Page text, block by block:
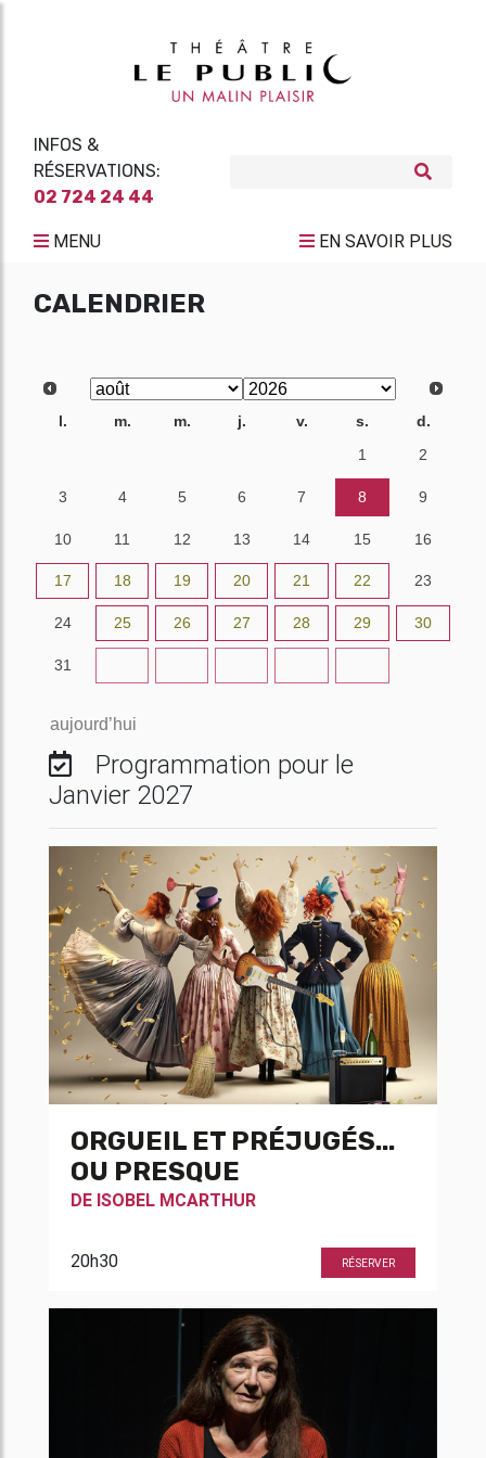
INFOS &
RÉSERVATIONS:
02 724 24 44
MENU EN SAVOIR PLUS
CALENDRIER
l. m. m. j. v. s.
d.
1 2
3 4 5 6 7 8 9
10 11 12 13 14 15 16
17 18 19 20 21 22 23
24 25 26 27 28 29 30
31
aujourd’hui
Programmation pour le
Janvier 2027
ORGUEIL ET PRÉJUGÉS...
OU PRESQUE
DE ISOBEL MCARTHUR
20h30 RÉSERVER